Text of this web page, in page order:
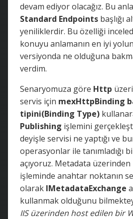
devam ediyor olacağız. Bu
Standard Endpoints başlığı
yeniliklerdir. Bu özelliği
konuyu anlamanın en iyi
versiyonda ne olduğuna
verdim.
Senaryomuza göre Http
servis için mexHttpBinding
tipini(Binding Type)
Publishing işlemini
deyişle servisi ne yaptığı ve
operasyonlar ile tanımladığı
açıyoruz. Metadata
işleminde anahtar noktanın
olarak IMetadataExchange
kullanmak olduğunu
IIS üzerinden host edilen bir